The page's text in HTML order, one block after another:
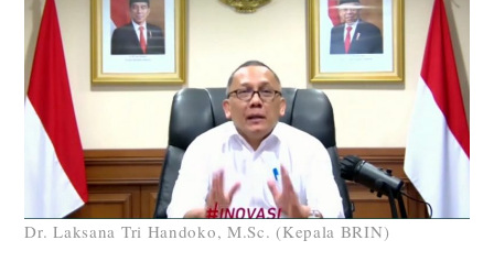
Dr. Laksana Tri Handoko, M.Sc. (Kepala BRIN)